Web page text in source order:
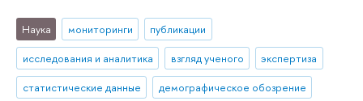
Наука мониторинги
публикации
исследования и аналитика
взгляд ученого
экспертиза
статистические данные
демографическое обозрение